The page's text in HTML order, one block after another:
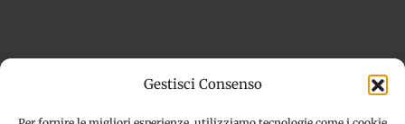
Gestisci Consenso
Dichiarazione sulla Privacy (UE)